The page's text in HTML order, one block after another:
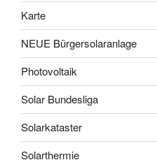
Karte
NEUE Bürgersolaranlage
Photovoltaik
Solar Bundesliga
Solarkataster
Solarthermie